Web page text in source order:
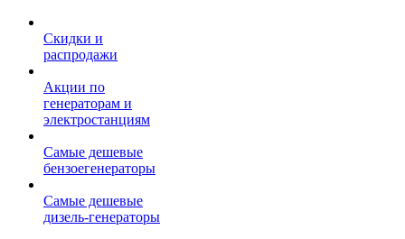
Скидки и
распродажи
Акции по
генераторам и
электростанциям
Самые дешевые
бензоегенераторы
Самые дешевые
дизель-генераторы